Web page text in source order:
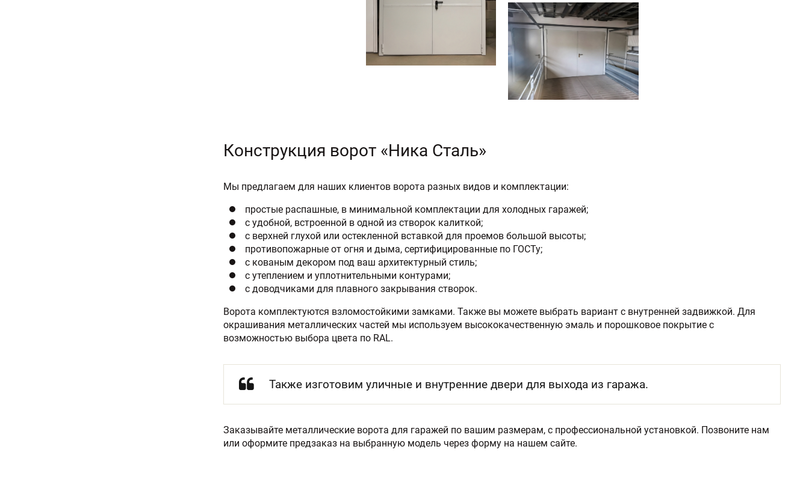
Конструкция ворот «Ника Сталь»
Мы предлагаем для наших клиентов ворота разных видов и комплектации:
простые распашные, в минимальной комплектации для холодных гаражей;
с удобной, встроенной в одной из створок калиткой;
с верхней глухой или остекленной вставкой для проемов большой высоты;
противопожарные от огня и дыма, сертифицированные по ГОСТу;
с кованым декором под ваш архитектурный стиль;
с утеплением и уплотнительными контурами;
с доводчиками для плавного закрывания створок.
Ворота комплектуются взломостойкими замками. Также вы можете выбрать вариант с внутренней задвижкой. Для
окрашивания металлических частей мы используем высококачественную эмаль и порошковое покрытие с
возможностью выбора цвета по RAL.
Также изготовим уличные и внутренние двери для выхода из гаража.
Заказывайте металлические ворота для гаражей по вашим размерам, с профессиональной установкой. Позвоните нам
или оформите предзаказ на выбранную модель через форму на нашем сайте.